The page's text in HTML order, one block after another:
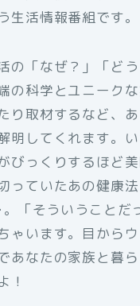
生活情報番組です。
の「なぜ？」「ど
の科学とユニーク
り取材するなど、
明してくれます。
びっくりするほど
っていたあの健康
。「そういうことだ
ゃいます。目から
あなたの家族と暮
！